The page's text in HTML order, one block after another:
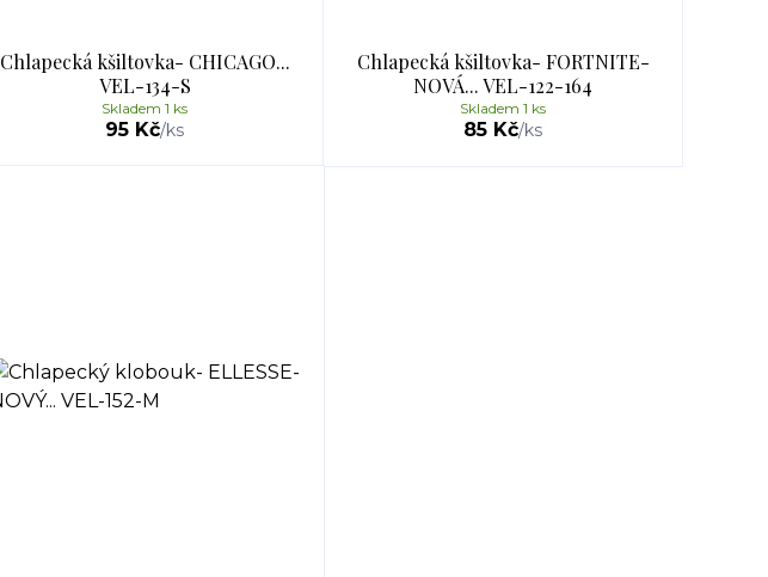
Chlapecká kšiltovka- CHICAGO...
VEL-134-S
95 Kč/ks
Skladem 1 ks
Chlapecká kšiltovka- FORTNITE-
NOVÁ... VEL-122-164
85 Kč/ks
Skladem 1 ks